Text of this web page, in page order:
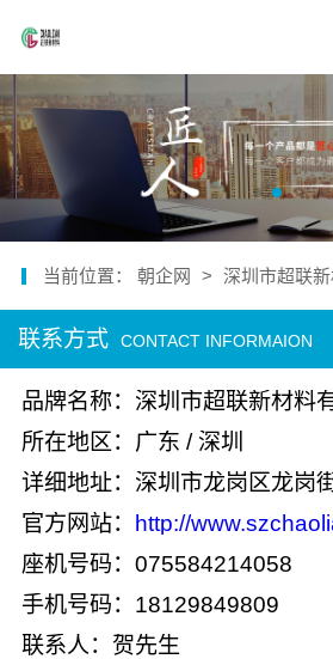
当前位置： 朝企网 > 深圳市超联
联系方式 CONTACT INFORMAION
品牌名称：深圳市超联新材料
所在地区：广东 / 深圳
官方网站：
http://
座机号码：075584214058
手机号码：18129849809
联系人：贺先生